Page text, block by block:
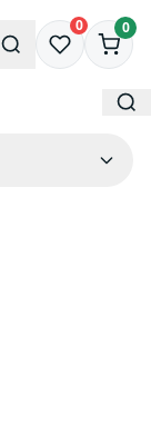
0 0